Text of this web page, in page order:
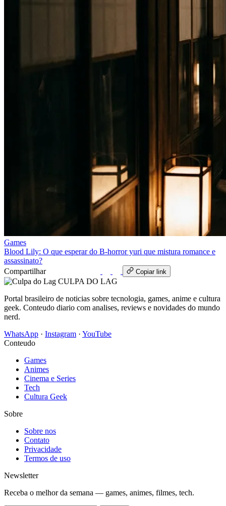
Games
Blood Lily: O que esperar do B‑horror yuri que mistura romance e
assassinato?
Compartilhar
Copiar link
CULPA DO LAG
Portal brasileiro de noticias sobre tecnologia, games, anime e cultura
geek. Conteudo diario com analises, reviews e novidades do mundo
nerd.
WhatsApp · Instagram · YouTube
Conteudo
Games
Animes
Cinema e Series
Tech
Cultura Geek
Sobre
Sobre nos
Contato
Privacidade
Termos de uso
Newsletter
Receba o melhor da semana — games, animes, filmes, tech.